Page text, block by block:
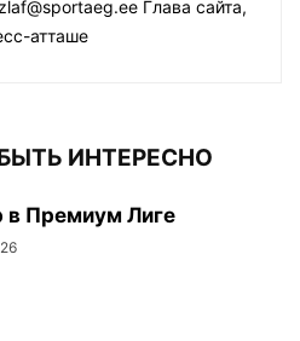
Глава сайта,
атташе
ИНТЕРЕСНО
в Премиум Лиге